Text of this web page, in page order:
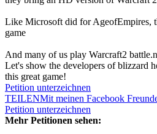
Like Microsoft did for AgeofEmpires,
game
And many of us play Warcraft2
Let's show the developers of blizzard
this great game!
Petition unterzeichnen
TEILENMit meinen Facebook
Petition unterzeichnen
Mehr Petitionen sehen: